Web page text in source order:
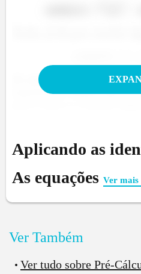
Só substituindo o
pelo
exponencial. Repare que é o
sinal muda para os
Apresentados? Agora vamos
Aplicando as
As equações Ver mais
Ver Também
Ver tudo sobre Pré-